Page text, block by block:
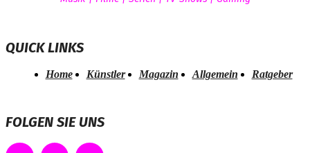
QUICK LINKS
Home Künstler Magazin Allgemein Ratgeber
FOLGEN SIE UNS